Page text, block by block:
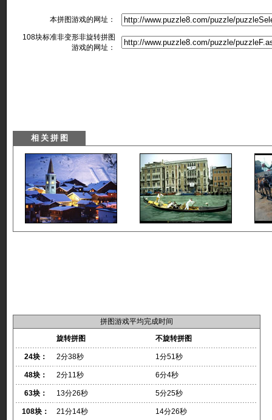
本拼图游戏的网址：
108块标准非变形非旋转拼图
游戏的网址：
拼图游戏平均完成时间
旋转拼图
不旋转拼图
24块： 2分38秒 1分51秒
48块： 2分11秒 6分4秒
63块： 13分26秒 5分25秒
108块： 21分14秒 14分26秒